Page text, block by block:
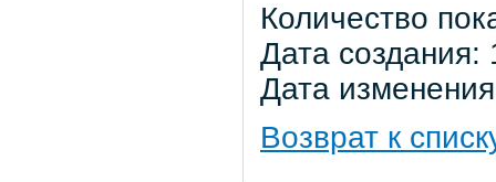
Количество
Дата
Дата
Возврат к